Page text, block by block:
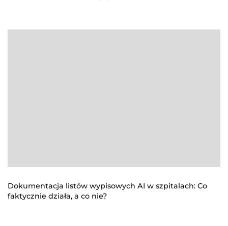
Dokumentacja listów wypisowych AI w szpitalach: Co
faktycznie działa, a co nie?